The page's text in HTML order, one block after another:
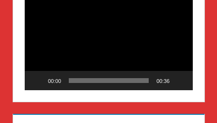
00:00 00:36